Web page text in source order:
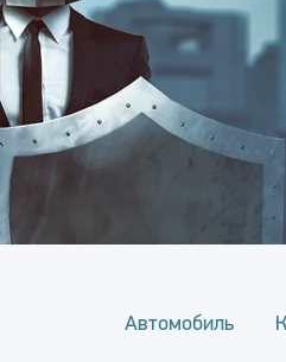
Автомобиль